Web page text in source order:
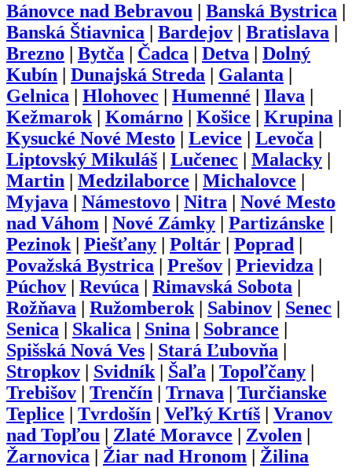
Bánovce nad Bebravou Banská Bystrica
Banská Štiavnica
Bardejov Bratislava
Brezno
Bytča Čadca Detva
Dolný
Kubín
Dunajská Streda Galanta
Gelnica
Hlohovec Humenné Ilava
Kežmarok| Komárno Košice Krupina
Kysucké Nové Mesto
Levice Levoča
Liptovský Mikuláš
Lučenec Malacky
Martin
Medzilaborce Michalovce
Myjava
Námestovo Nitra
Nové Mesto
nad Váhom
Nové Zámky Partizánske
Pezinok| Piešťany Poltár Poprad
Považská Bystrica
Prešov Prievidza
Púchov
Revúca Rimavská Sobota
Rožňava
Ružomberok| Sabinov Senec
Senica
Skalica Snina Sobrance
Spišská Nová Ves
Stará Ľubovňa
Stropkov
Svidník| Šaľa Topoľčany
Trebišov
Trenčín Trnava
Turčianske
Teplice
Tvrdošín Veľký Krtíš
Vranov
nad Topľou
Zlaté Moravce Zvolen
Žarnovica
Žiar nad Hronom Žilina